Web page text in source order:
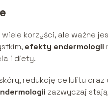
korzyści, ale ważne
efekty endermologii
i diety.
redukcję cellulitu
zazwyczaj